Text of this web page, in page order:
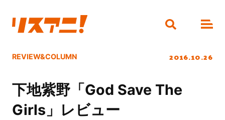
REVIEW&COLUMN 2016.10.26
下地紫野「God Save The
Girls」レビュー